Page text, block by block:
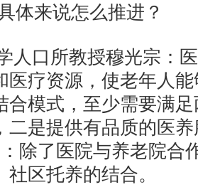
体来说怎么推进？
口所教授穆光宗：医
医疗资源，使老年人
合模式，至少需要满
二是提供有品质的医
除了医院与养老院合
区托养的结合。